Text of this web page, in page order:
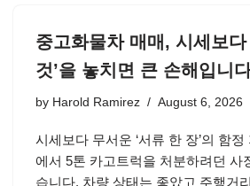
중고화물차 매매, 시세보다
것’을 놓치면 큰 손해입니
by Harold Ramirez August 6, 2026
시세보다 무서운 ‘서류 한 장’의 함
에서 5톤 카고트럭을 처분하려던 사
습니다. 차량 상태는 좋았고 주행거